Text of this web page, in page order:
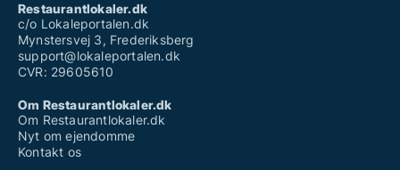
Restaurantlokaler.dk
c/o Lokaleportalen.dk
Mynstersvej 3, Frederiksberg
support@lokaleportalen.dk
CVR: 29605610
Om Restaurantlokaler.dk
Om Restaurantlokaler.dk
Nyt om ejendomme
Kontakt os